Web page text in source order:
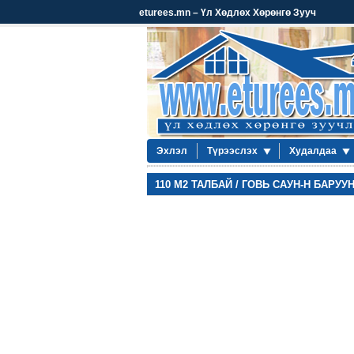
eturees.mn – Үл Хөдлөх Хөрөнгө Зууч
Эхлэл Түрээслэх Худалдаа
110 М2 ТАЛБАЙ / ГОВЬ САУН-Н